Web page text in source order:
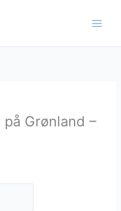
Grønland –